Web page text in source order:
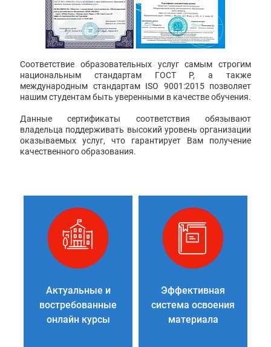
Соответствие образовательных услуг самым строгим
национальным стандартам ГОСТ Р, а также
международным стандартам ISO 9001:2015 позволяет
нашим студентам быть уверенными в качестве обучения.
Данные сертификаты соответствия обязывают
владельца поддерживать высокий уровень организации
оказываемых услуг, что гарантирует Вам получение
качественного образования.
Актуальные и
востребованные
онлайн курсы
Эффективная
система освоения
материала